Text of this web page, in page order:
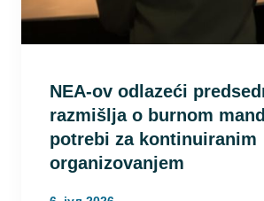
NEA-ov odlazeći
razmišlja o burnom
potrebi za kontinuiranim
organizovanjem